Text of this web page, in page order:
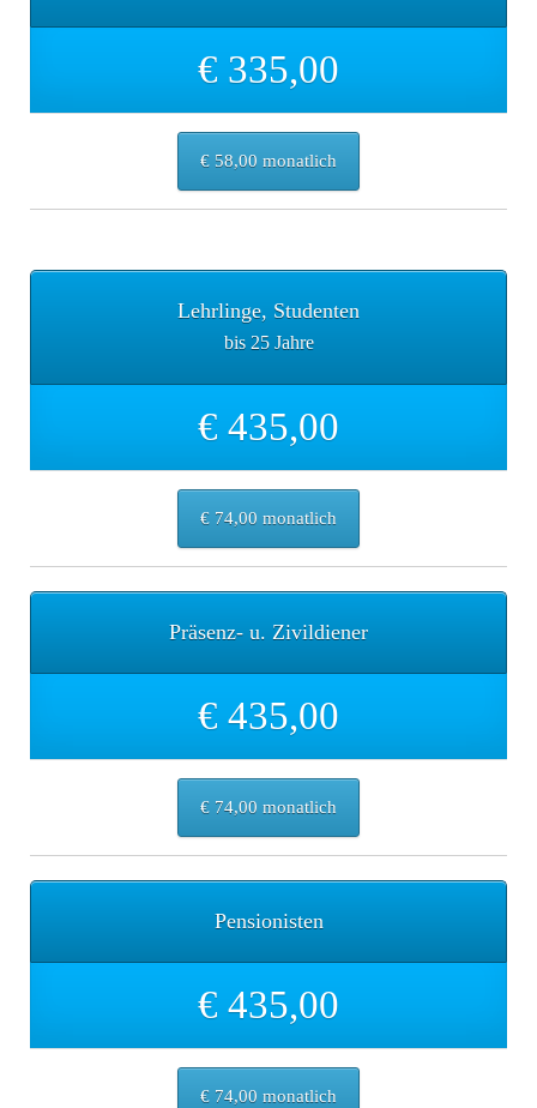
€ 335,00
€ 58,00 monatlich
Lehrlinge, Studenten
bis 25 Jahre
€ 435,00
€ 74,00 monatlich
Präsenz- u. Zivildiener
€ 435,00
€ 74,00 monatlich
Pensionisten
€ 435,00
€ 74,00 monatlich